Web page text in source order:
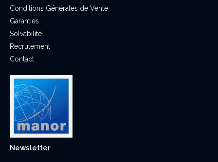
Conditions Générales de Vente
Garanties
Solvabilité
Recrutement
Contact
Newsletter